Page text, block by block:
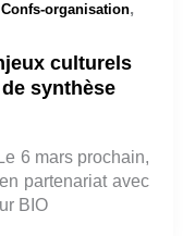
Confs-organisation,
culturels
synthèse
6 mars prochain,
partenariat avec
BIO